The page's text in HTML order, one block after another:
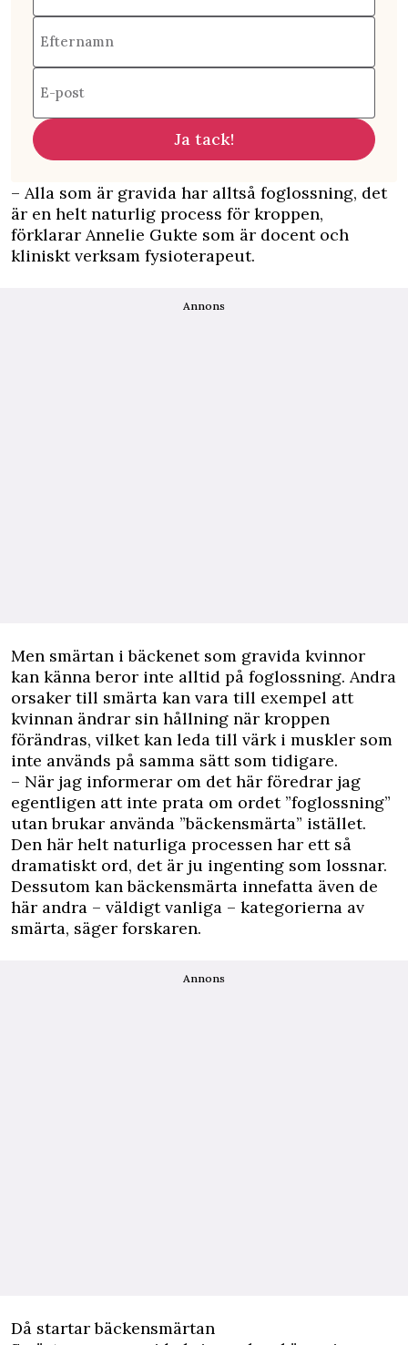
Efternamn
E-post
Ja tack!
– Alla som är gravida har alltså foglossning, det
är en helt naturlig process för kroppen,
förklarar Annelie Gukte som är docent och
kliniskt verksam fysioterapeut.
Annons
Men smärtan i bäckenet som gravida kvinnor
kan känna beror inte alltid på foglossning. Andra
orsaker till smärta kan vara till exempel att
kvinnan ändrar sin hållning när kroppen
förändras, vilket kan leda till värk i muskler som
inte används på samma sätt som tidigare.
– När jag informerar om det här föredrar jag
egentligen att inte prata om ordet ”foglossning”
utan brukar använda ”bäckensmärta” istället.
Den här helt naturliga processen har ett så
dramatiskt ord, det är ju ingenting som lossnar.
Dessutom kan bäckensmärta innefatta även de
här andra – väldigt vanliga – kategorierna av
smärta, säger forskaren.
Annons
Då startar bäckensmärtan